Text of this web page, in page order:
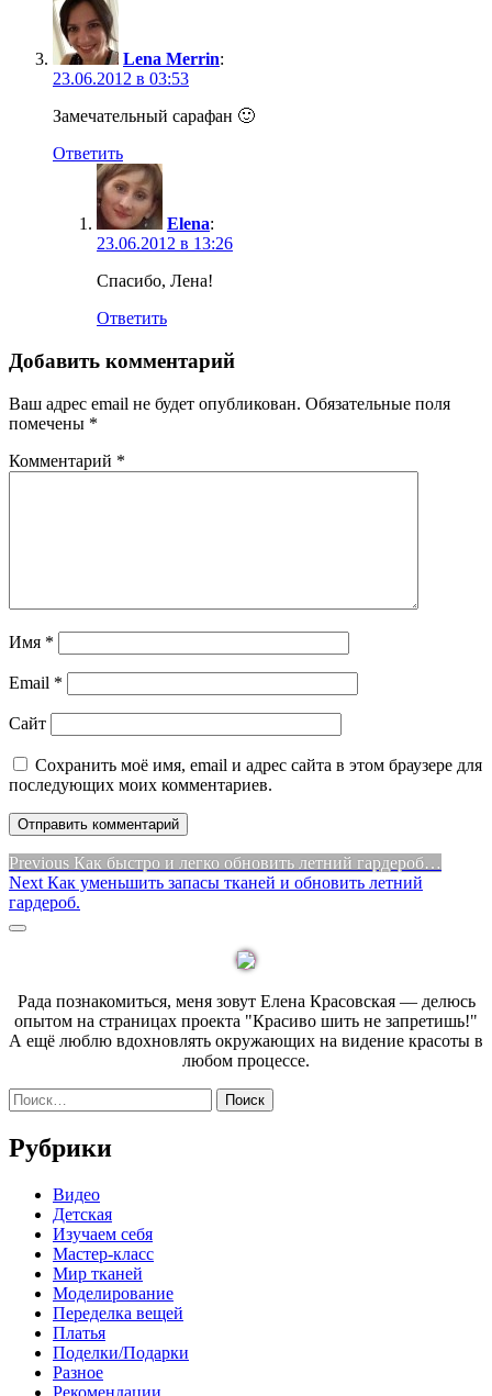
Lena Merrin:
23.06.2012 в 03:53
Замечательный сарафан 🙂
Ответить
Elena:
23.06.2012 в 13:26
Спасибо, Лена!
Ответить
Добавить комментарий
Ваш адрес email не будет опубликован. Обязательные поля
помечены *
Комментарий *
Имя *
Email *
Сайт
Сохранить моё имя, email и адрес сайта в этом браузере для
последующих моих комментариев.
Навигация
по
записям
Previous Previous
post:
Как быстро и легко обновить летний гардероб…
Next Next
post:
Как уменьшить запасы тканей и обновить летний
гардероб.
Sidebar
Рада познакомиться, меня зовут Елена Красовская — делюсь
опытом на страницах проекта "Красиво шить не запретишь!"
А ещё люблю вдохновлять окружающих на видение красоты в
любом процессе.
Найти:
Рубрики
Видео
Детская
Изучаем себя
Мастер-класс
Мир тканей
Моделирование
Переделка вещей
Платья
Поделки/Подарки
Разное
Рекомендации